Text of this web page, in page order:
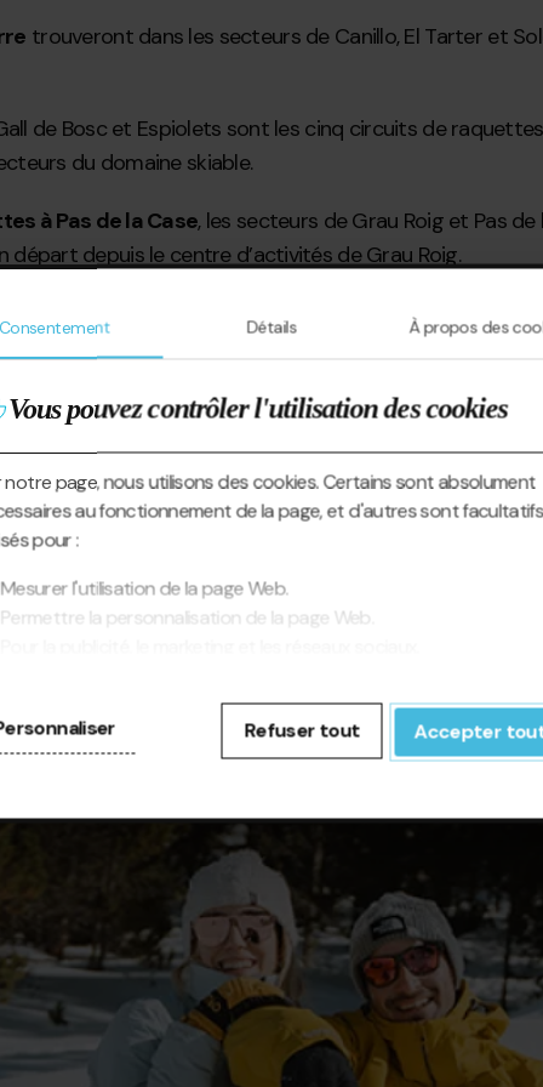
Consentement Détails À propos des
Vous pouvez contrôler l'utilisation des cookies
notre page, nous utilisons des cookies. Certains sont absolument
au fonctionnement de la page, et d'autres sont
pour :
Mesurer l'utilisation de la page Web.
Permettre la personnalisation de la page Web.
Si vous préférez les configurer vous-même, cliquez sur «
».
Refuser tout Accepter
trouveront dans les secteurs de Canillo, El Tarter et
Gall de Bosc et Espiolets sont les cinq circuits de
du domaine skiable.
à Pas de la Case, les secteurs de Grau Roig et Pas
départ depuis le centre d’activités de Grau Roig.
des options de
location de raquettes à Pas de la Case
de Canillo.